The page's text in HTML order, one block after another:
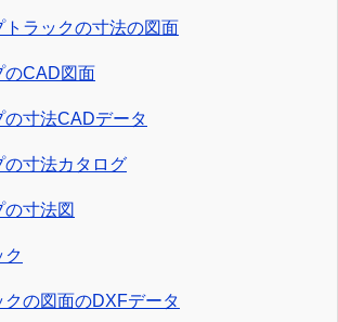
トラックの寸法の図面
のCAD図面
の寸法CADデータ
の寸法カタログ
の寸法図
ク
クの図面のDXFデータ